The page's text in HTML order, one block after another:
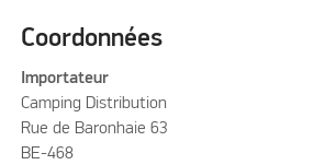
Coordonnées
Importateur
Camping Distribution
Rue de Baronhaie 63
BE-468